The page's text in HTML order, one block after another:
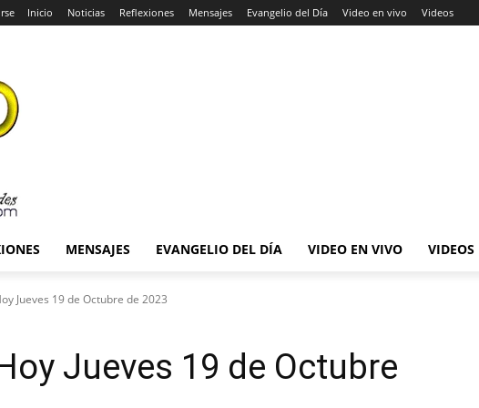
Inicio Noticias Reflexiones Mensajes Evangelio del Día Video en vivo Videos
MENSAJES EVANGELIO DEL DÍA VIDEO EN VIVO VIDEOS
Jueves 19 de Octubre de 2023
Jueves 19 de Octubre